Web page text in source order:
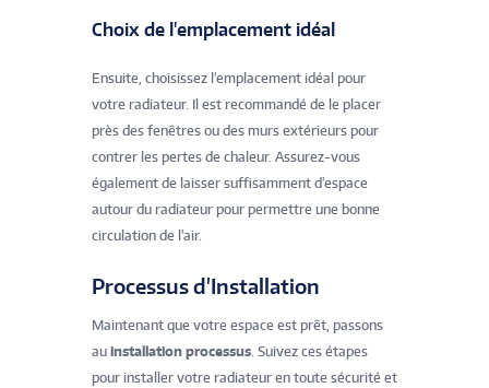
Choix de l'emplacement idéal
Ensuite, choisissez l'emplacement idéal pour
votre radiateur. Il est recommandé de le placer
près des fenêtres ou des murs extérieurs pour
contrer les pertes de chaleur. Assurez-vous
également de laisser suffisamment d'espace
autour du radiateur pour permettre une bonne
circulation de l'air.
Processus d'Installation
Maintenant que votre espace est prêt, passons
au installation processus. Suivez ces étapes
pour installer votre radiateur en toute sécurité et